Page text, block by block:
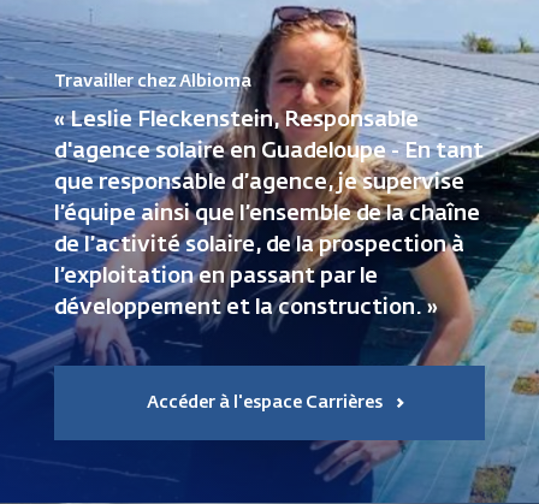
Travailler chez Albioma
« Leslie Fleckenstein, Responsable
d'agence solaire en Guadeloupe - En tant
que responsable d’agence, je supervise
l’équipe ainsi que l’ensemble de la chaîne
de l’activité solaire, de la prospection à
l’exploitation en passant par le
développement et la construction. »
Accéder à l'espace Carrières